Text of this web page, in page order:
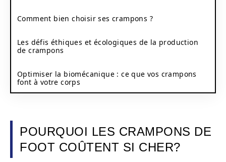
Comment bien choisir ses crampons ?
Les défis éthiques et écologiques de la production
de crampons
Optimiser la biomécanique : ce que vos crampons
font à votre corps
POURQUOI LES CRAMPONS DE
FOOT COÛTENT SI CHER?